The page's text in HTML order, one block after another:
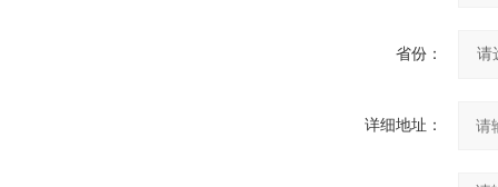
省份：
详细地址：